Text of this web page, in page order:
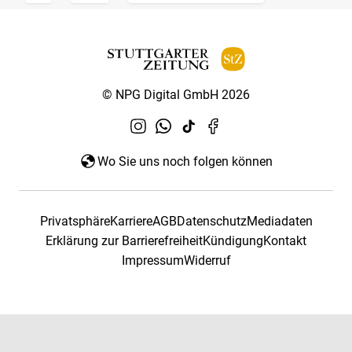
© NPG Digital GmbH 2026
Wo Sie uns noch folgen können
PrivatsphäreKarriereAGBDatenschutzMediadaten
Erklärung zur BarrierefreiheitKündigungKontakt
ImpressumWiderruf